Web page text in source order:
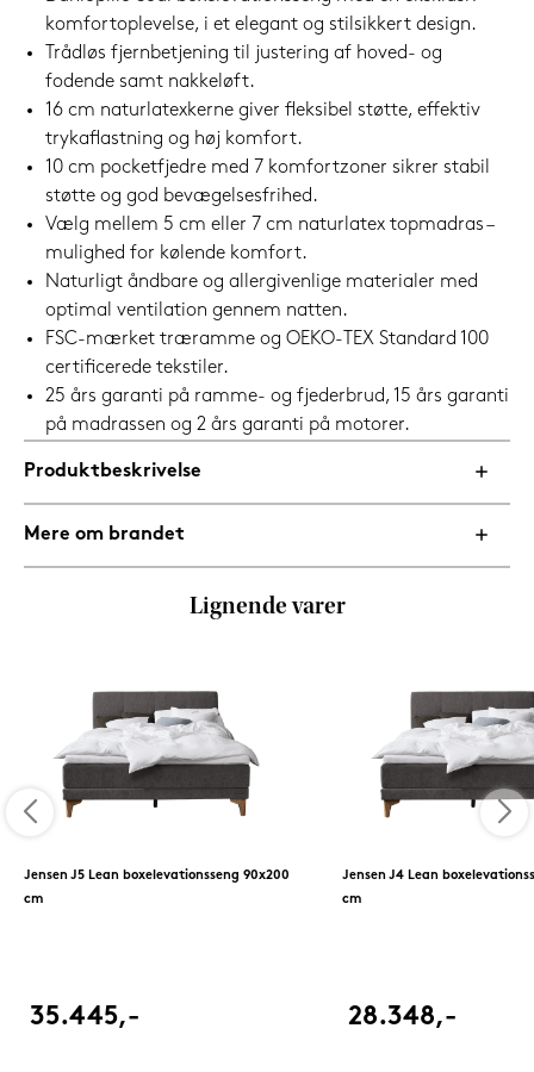
komfortoplevelse, i et elegant og stilsikkert design.
Trådløs fjernbetjening til justering af hoved- og
fodende samt nakkeløft.
16 cm naturlatexkerne giver fleksibel støtte, effektiv
trykaflastning og høj komfort.
10 cm pocketfjedre med 7 komfortzoner sikrer stabil
støtte og god bevægelsesfrihed.
Vælg mellem 5 cm eller 7 cm naturlatex topmadras –
mulighed for kølende komfort.
Naturligt åndbare og allergivenlige materialer med
optimal ventilation gennem natten.
FSC-mærket træramme og OEKO-TEX Standard 100
certificerede tekstiler.
25 års garanti på ramme- og fjederbrud, 15 års garanti
på madrassen og 2 års garanti på motorer.
Produktbeskrivelse
Mere om brandet
Lignende varer
Jensen J5 Lean boxelevationsseng 90x200
cm
35.445,-
Jensen J4 Lean
cm
28.348,-